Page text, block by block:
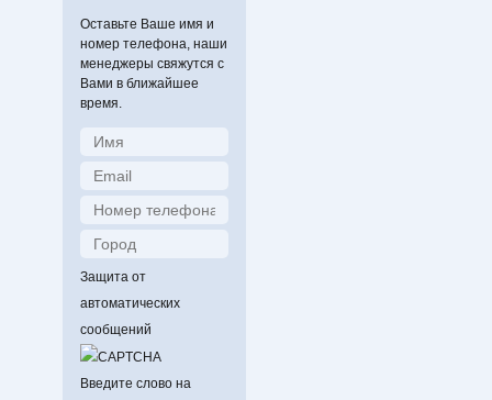
Оставьте Ваше имя и
номер телефона, наши
менеджеры свяжутся с
Вами в ближайшее
время.
Защита от
автоматических
сообщений
Введите слово на